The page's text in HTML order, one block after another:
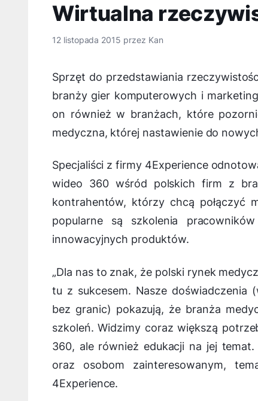
Wirtualna
12 listopada 2015 przez Kan
Sprzęt do przedstawiania
branży gier komputerowych i
on również w branżach, które
medyczna, której nastawienie do
Specjaliści z firmy 4Experience
wideo 360 wśród polskich firm z
kontrahentów, którzy chcą połączyć
popularne są szkolenia
innowacyjnych produktów.
„Dla nas to znak, że polski rynek
tu z sukcesem. Nasze doświadczenia
bez granic) pokazują, że branża
szkoleń. Widzimy coraz większą
360, ale również edukacji na jej
oraz osobom zainteresowanym,
4Experience.